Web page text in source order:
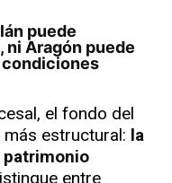
ni Aragón puede
el fondo del
estructural: la
entre